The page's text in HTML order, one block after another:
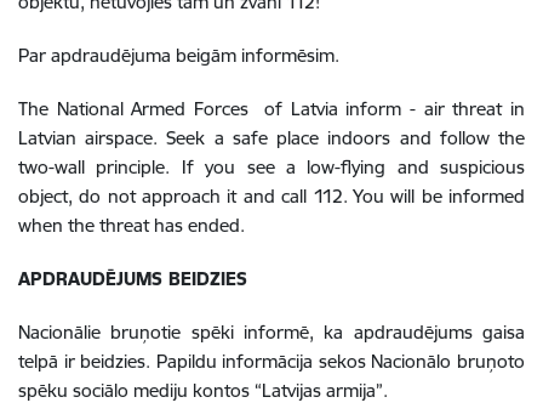
Par apdraudējuma beigām informēsim.
The National Armed Forces of Latvia inform - air threat in
Latvian airspace. Seek a safe place indoors and follow the
two-wall principle. If you see a low-flying and suspicious
object, do not approach it and call 112. You will be informed
when the threat has ended.
APDRAUDĒJUMS BEIDZIES
Nacionālie bruņotie spēki informē, ka apdraudējums gaisa
telpā ir beidzies. Papildu informācija sekos Nacionālo bruņoto
spēku sociālo mediju kontos “Latvijas armija”.